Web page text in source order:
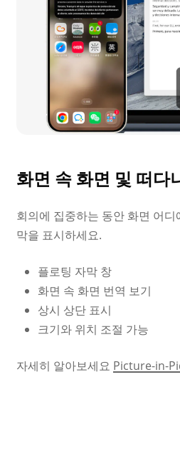
화면 속 화면 및 떠다
회의에 집중하는 동안 화면 어
막을 표시하세요.
플로팅 자막 창
화면 속 화면 번역 보기
상시 상단 표시
크기와 위치 조절 가능
자세히 알아보세요 Picture-in-